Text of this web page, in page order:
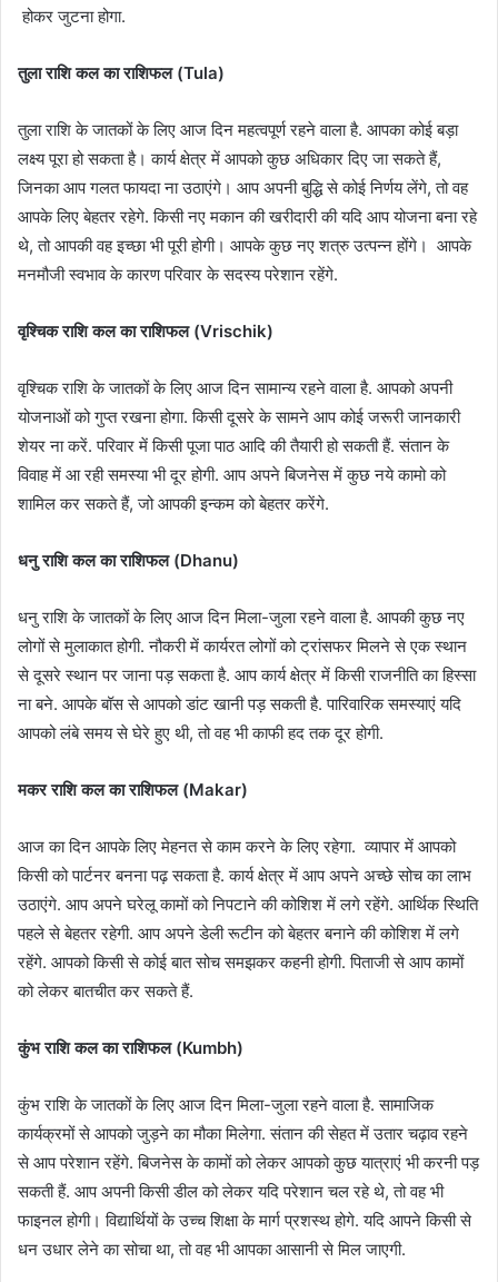
होकर जुटना होगा.
तुला राशि कल का राशिफल (Tula)
तुला राशि के जातकों के लिए आज दिन महत्वपूर्ण रहने वाला है. आपका कोई बड़ा
लक्ष्य पूरा हो सकता है। कार्य क्षेत्र में आपको कुछ अधिकार दिए जा सकते हैं,
जिनका आप गलत फायदा ना उठाएंगे। आप अपनी बुद्धि से कोई निर्णय लेंगे, तो वह
आपके लिए बेहतर रहेगे. किसी नए मकान की खरीदारी की यदि आप योजना बना रहे
थे, तो आपकी वह इच्छा भी पूरी होगी। आपके कुछ नए शत्रु उत्पन्न होंगे। आपके
मनमौजी स्वभाव के कारण परिवार के सदस्य परेशान रहेंगे.
वृश्चिक राशि कल का राशिफल (Vrischik)
वृश्चिक राशि के जातकों के लिए आज दिन सामान्य रहने वाला है. आपको अपनी
योजनाओं को गुप्त रखना होगा. किसी दूसरे के सामने आप कोई जरूरी जानकारी
शेयर ना करें. परिवार में किसी पूजा पाठ आदि की तैयारी हो सकती हैं. संतान के
विवाह में आ रही समस्या भी दूर होगी. आप अपने बिजनेस में कुछ नये कामो को
शामिल कर सकते हैं, जो आपकी इन्कम को बेहतर करेंगे.
धनु राशि कल का राशिफल (Dhanu)
धनु राशि के जातकों के लिए आज दिन मिला-जुला रहने वाला है. आपकी कुछ नए
लोगों से मुलाकात होगी. नौकरी में कार्यरत लोगों को ट्रांसफर मिलने से एक स्थान
से दूसरे स्थान पर जाना पड़ सकता है. आप कार्य क्षेत्र में किसी राजनीति का हिस्सा
ना बने. आपके बॉस से आपको डांट खानी पड़ सकती है. पारिवारिक समस्याएं यदि
आपको लंबे समय से घेरे हुए थी, तो वह भी काफी हद तक दूर होगी.
मकर राशि कल का राशिफल (Makar)
आज का दिन आपके लिए मेहनत से काम करने के लिए रहेगा. व्यापार में आपको
किसी को पार्टनर बनना पढ़ सकता है. कार्य क्षेत्र में आप अपने अच्छे सोच का लाभ
उठाएंगे. आप अपने घरेलू कामों को निपटाने की कोशिश में लगे रहेंगे. आर्थिक स्थिति
पहले से बेहतर रहेगी. आप अपने डेली रूटीन को बेहतर बनाने की कोशिश में लगे
रहेंगे. आपको किसी से कोई बात सोच समझकर कहनी होगी. पिताजी से आप कामों
को लेकर बातचीत कर सकते हैं.
कुंभ राशि कल का राशिफल (Kumbh)
कुंभ राशि के जातकों के लिए आज दिन मिला-जुला रहने वाला है. सामाजिक
कार्यक्रमों से आपको जुड़ने का मौका मिलेगा. संतान की सेहत में उतार चढ़ाव रहने
से आप परेशान रहेंगे. बिजनेस के कामों को लेकर आपको कुछ यात्राएं भी करनी पड़
सकती हैं. आप अपनी किसी डील को लेकर यदि परेशान चल रहे थे, तो वह भी
फाइनल होगी। विद्यार्थियों के उच्च शिक्षा के मार्ग प्रशस्थ होगे. यदि आपने किसी से
धन उधार लेने का सोचा था, तो वह भी आपका आसानी से मिल जाएगी.